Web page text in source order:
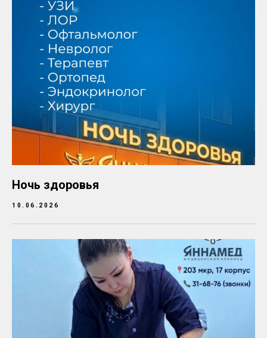
Ночь здоровья
10.06.2026